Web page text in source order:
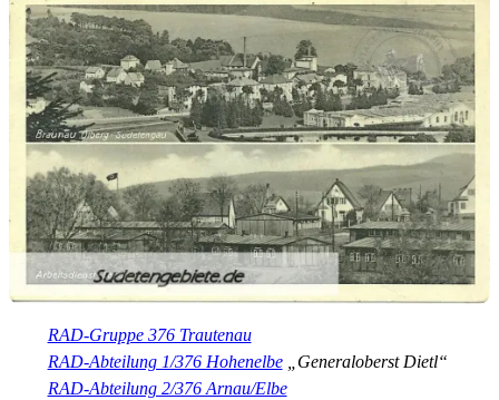
RAD-Gruppe 376 Trautenau
RAD-Abteilung 1/376 Hohenelbe„Generaloberst Dietl“
RAD-Abteilung 2/376 Arnau/Elbe